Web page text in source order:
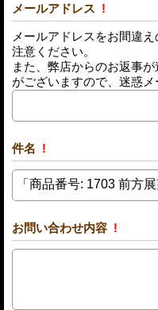
メールアドレス !
メールアドレスをお間違
注意ください。
また、弊店からのお返事
がございますので、迷惑メ
件名 !
お問い合わせ内容 !